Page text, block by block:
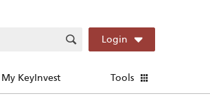
Login
My KeyInvest Tools